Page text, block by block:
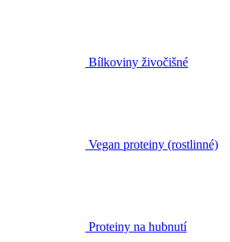
Bílkoviny živočišné
Vegan proteiny (rostlinné)
Proteiny na hubnutí